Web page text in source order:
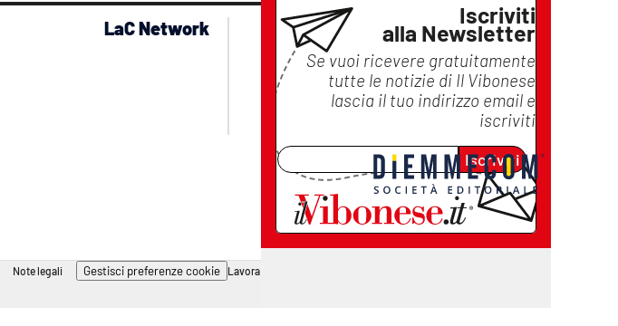
Iscriviti
alla Newsletter
Se vuoi ricevere gratuitamente
tutte le notizie di Il Vibonese
lascia il tuo indirizzo email e
iscriviti
Iscriviti
LaC Network
lacplay.it
lactv.it
laconair.it
lacitymag.it
lacapitalenews.it
ilreggino.it
cosenzachannel.it
catanzarochannel.it
Note legali Gestisci preferenze cookie Lavora con noi